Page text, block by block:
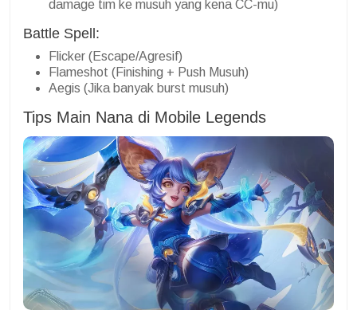
damage tim ke musuh yang kena CC-mu)
Battle Spell:
Flicker (Escape/Agresif)
Flameshot (Finishing + Push Musuh)
Aegis (Jika banyak burst musuh)
Tips Main Nana di Mobile Legends